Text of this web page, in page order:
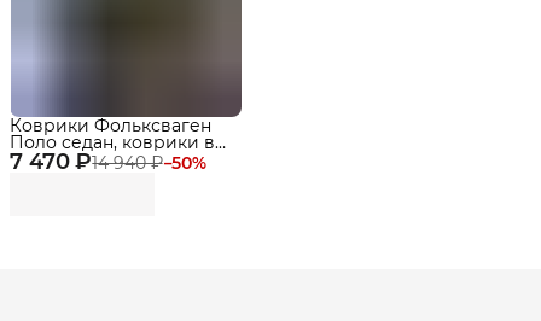
7 470 ₽14 940 ₽−50%
Коврики Фольксваген
Поло седан, коврики в
машину Volkswagen Polo
5 (2009-2020)